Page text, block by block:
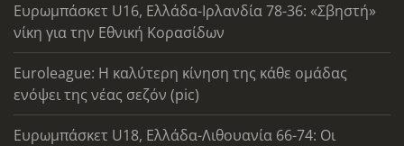
Ευρωμπάσκετ U16, Ελλάδα-Ιρλανδία 78-36: «Σβηστή»
νίκη για την Εθνική Κορασίδων
Euroleague: Η καλύτερη κίνηση της κάθε ομάδας
ενόψει της νέας σεζόν (pic)
Ευρωμπάσκετ U18, Ελλάδα-Λιθουανία 66-74: Οι